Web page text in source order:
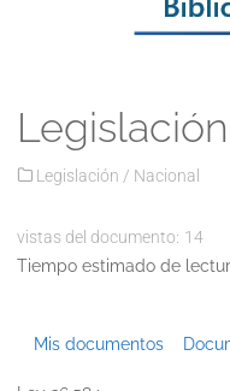
Legislación / Nacional
vistas del documento: 14
Tiempo estimado de
Mis documentos